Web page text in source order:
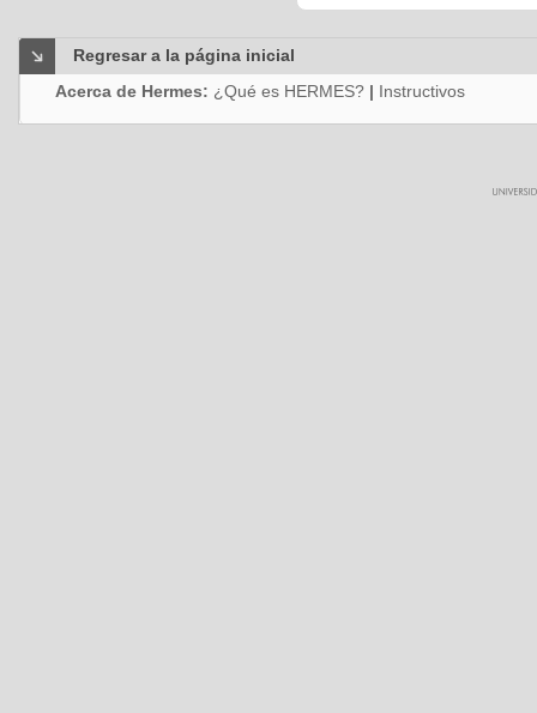
Regresar a la página inicial
Acerca de Hermes: ¿Qué es HERMES? | Instructivos